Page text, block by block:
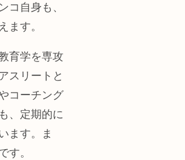
コ自身も、
ます。
育学を専攻
スリートと
コーチング
、定期的に
ます。ま
す。